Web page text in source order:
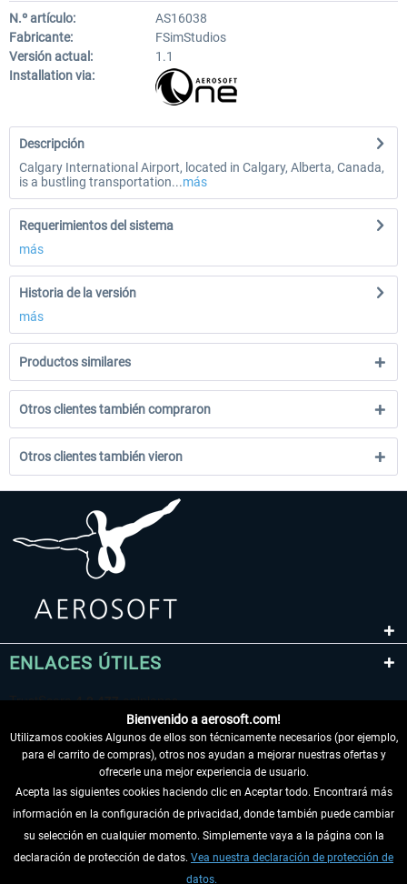
N.º artículo:
AS16038
Fabricante:
FSimStudios
Versión actual:
1.1
Installation via:
Descripción
Calgary International Airport, located in Calgary, Alberta, Canada,
is a bustling transportation...más
Requerimientos del sistema
más
Historia de la versión
más
Productos similares
Otros clientes también compraron
Otros clientes también vieron
ENLACES ÚTILES
DESISTIR DEL CONTRATO
INFORMACIÓN
Bienvenido a aerosoft.com!
Utilizamos cookies Algunos de ellos son técnicamente necesarios (por ejemplo,
para el carrito de compras), otros nos ayudan a mejorar nuestras ofertas y
ofrecerle una mejor experiencia de usuario.
Acepta las siguientes cookies haciendo clic en Aceptar todo. Encontrará más
información en la configuración de privacidad, donde también puede cambiar
su selección en cualquier momento. Simplemente vaya a la página con la
declaración de protección de datos. Vea nuestra declaración de protección de
datos.